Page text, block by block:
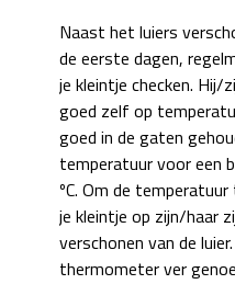
Naast het luiers
de eerste dagen,
je kleintje checken. Hij/
goed zelf op
goed in de gaten
temperatuur voor een
ºC. Om de
je kleintje op zijn/haar
verschonen van de
thermometer ver